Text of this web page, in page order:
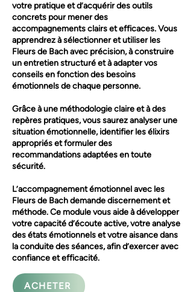
votre pratique et d’acquérir des outils
concrets pour mener des
accompagnements clairs et efficaces. Vous
apprendrez à sélectionner et utiliser les
Fleurs de Bach avec précision, à construire
un entretien structuré et à adapter vos
conseils en fonction des besoins
émotionnels de chaque personne.
Grâce à une méthodologie claire et à des
repères pratiques, vous saurez analyser une
situation émotionnelle, identifier les élixirs
appropriés et formuler des
recommandations adaptées en toute
sécurité.
L’accompagnement émotionnel avec les
Fleurs de Bach demande discernement et
méthode. Ce module vous aide à développer
votre capacité d’écoute active, votre analyse
des états émotionnels et votre aisance dans
la conduite des séances, afin d’exercer avec
confiance et efficacité.
ACHETER